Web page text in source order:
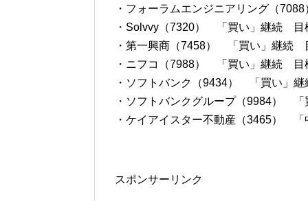
・フォーラムエンジニアリング（
・Solvvy（7320） 「買い」継続 目
・第一興商（7458） 「買い」継続
・ニフコ（7988） 「買い」継続
・ソフトバンク（9434） 「買い」
・ソフトバンクグループ（9984）
・ケイアイスター不動産（3465）
スポンサーリンク